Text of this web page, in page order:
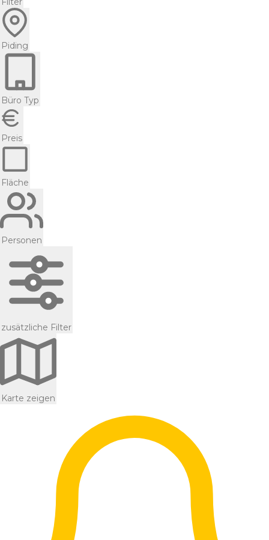
Piding
Büro Typ
Preis
Fläche
Personen
zusätzliche Filter
Karte zeigen